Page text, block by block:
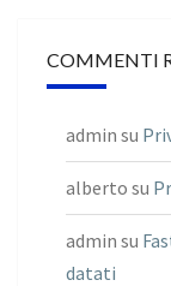
COMMENTI
admin su
alberto su
admin su
datati